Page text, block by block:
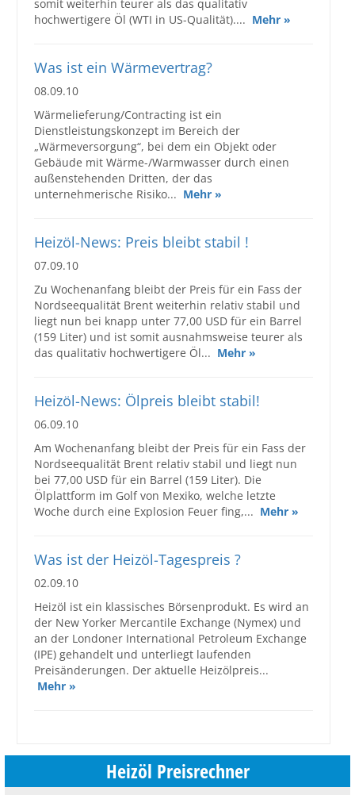
somit weiterhin teurer als das qualitativ
hochwertigere Öl (WTI in US-Qualität).... Mehr »
Was ist ein Wärmevertrag?
08.09.10
Wärmelieferung/Contracting ist ein
Dienstleistungskonzept im Bereich der
„Wärmeversorgung“, bei dem ein Objekt oder
Gebäude mit Wärme-/Warmwasser durch einen
außenstehenden Dritten, der das
unternehmerische Risiko... Mehr »
Heizöl-News: Preis bleibt stabil !
07.09.10
Zu Wochenanfang bleibt der Preis für ein Fass der
Nordseequalität Brent weiterhin relativ stabil und
liegt nun bei knapp unter 77,00 USD für ein Barrel
(159 Liter) und ist somit ausnahmsweise teurer als
das qualitativ hochwertigere Öl... Mehr »
Heizöl-News: Ölpreis bleibt stabil!
06.09.10
Am Wochenanfang bleibt der Preis für ein Fass der
Nordseequalität Brent relativ stabil und liegt nun
bei 77,00 USD für ein Barrel (159 Liter). Die
Ölplattform im Golf von Mexiko, welche letzte
Woche durch eine Explosion Feuer fing,... Mehr »
Was ist der Heizöl-Tagespreis ?
02.09.10
Heizöl ist ein klassisches Börsenprodukt. Es wird an
der New Yorker Mercantile Exchange (Nymex) und
an der Londoner International Petroleum Exchange
(IPE) gehandelt und unterliegt laufenden
Preisänderungen. Der aktuelle Heizölpreis...
Mehr »
Heizöl Preisrechner